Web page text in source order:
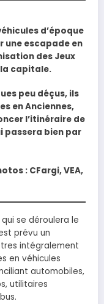
d’époque
une escapade en
des Jeux
capitale.
peu déçus, ils
en Anciennes,
l’itinéraire de
passera bien par
: CFargi, VEA,
se déroulera le
prévu un
intégralement
en véhicules
automobiles,
utilitaires